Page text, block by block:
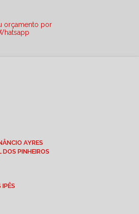
orçamento por
AYRES
DOS PINHEIROS
IPÊS